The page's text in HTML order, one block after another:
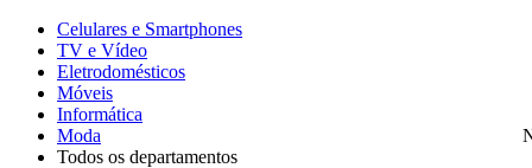
Celulares e Smartphones
TV e Vídeo
Eletrodomésticos
Móveis
Informática
Moda
Todos os departamentos